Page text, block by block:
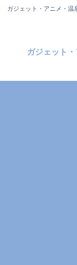
ガジェット・アニメ・温
ガジェット